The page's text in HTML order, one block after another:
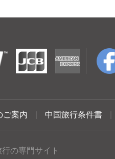
ご案内 中国旅行条件書
の専門サイト